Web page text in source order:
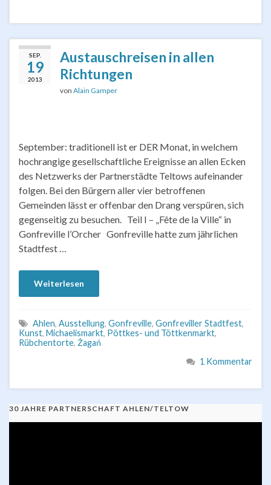
SEP.
19
2013
Austauschreisen in allen
Richtungen
von Alain Gamper
September: traditionell ist er DER Monat, in welchem
hochrangige gesellschaftliche Ereignisse an allen Ecken
des Netzwerks der Partnerstädte Teltows aufeinander
folgen. Bei den Bürgern aller vier betroffenen
Gemeinden lässt er offenbar den Drang verspüren, sich
gegenseitig zu besuchen. Teil I – „Fête de la Ville“ in
Gonfreville l’Orcher Gonfreville hatte zum jährlichen
Stadtfest …
Weiterlesen
Ahlen, Ausstellung, Gonfreville, Gonfreviller Stadtfest,
Kunst, Michaelismarkt, Pöttkes- und Töttkenmarkt,
Rübchentorte, Żagań
1 Kommentar
30 JAHRE PARTNERSCHAFT AHLEN/TELTOW